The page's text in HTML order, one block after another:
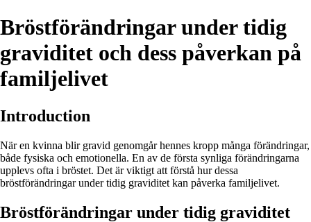
Bröstförändringar under tidig
graviditet och dess påverkan på
familjelivet
Introduction
När en kvinna blir gravid genomgår hennes kropp många förändringar,
både fysiska och emotionella. En av de första synliga förändringarna
upplevs ofta i bröstet. Det är viktigt att förstå hur dessa
bröstförändringar under tidig graviditet kan påverka familjelivet.
Bröstförändringar under tidig graviditet